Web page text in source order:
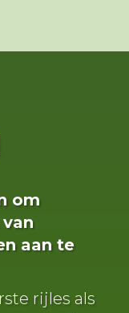
om
aan te
rijles als